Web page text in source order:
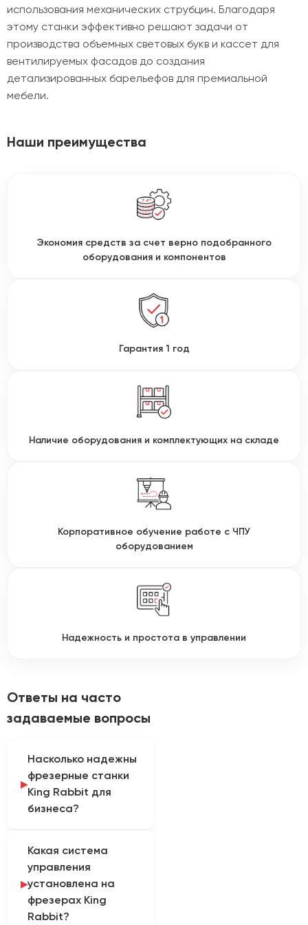
использования механических струбцин. Благодаря
этому станки эффективно решают задачи от
производства объемных световых букв и кассет для
вентилируемых фасадов до создания
детализированных барельефов для премиальной
мебели.
Наши преимущества
Экономия средств за счет верно подобранного
оборудования и компонентов
Гарантия 1 год
Наличие оборудования и комплектующих на складе
Корпоративное обучение работе с ЧПУ
оборудованием
Надежность и простота в управлении
Ответы на часто
задаваемые вопросы
Насколько надежны
фрезерные станки
King Rabbit для
бизнеса?
давно присутствует на
рынке и
зарекомендовал себя
как 'рабочая лошадка' в
сегменте среднего
Какая система
управления
установлена на
фрезерах King
Rabbit?